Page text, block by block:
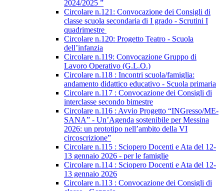
2024/2025 ”
Circolare n.121: Convocazione dei Consigli di
classe scuola secondaria di I grado - Scrutini I
quadrimestre
Circolare n.120: Progetto Teatro - Scuola
dell’infanzia
Circolare n.119: Convocazione Gruppo di
Lavoro Operativo (G.L.O.)
Circolare n.118 : Incontri scuola/famiglia:
andamento didattico educativo - Scuola primaria
Circolare n.117 : Convocazione dei Consigli di
interclasse secondo bimestre
Circolare n.116 : Avvio Progetto “INGresso/ME-
SANA” - Un’Agenda sostenibile per Messina
2026: un prototipo nell’ambito della VI
circoscrizione”
Circolare n.115 : Sciopero Docenti e Ata del 12-
13 gennaio 2026 - per le famiglie
Circolare n.114 : Sciopero Docenti e Ata del 12-
13 gennaio 2026
Circolare n.113 : Convocazione dei Consigli di